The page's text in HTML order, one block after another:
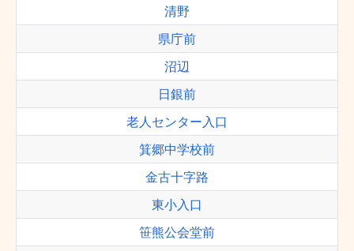
清野
県庁前
沼辺
日銀前
老人センター入口
箕郷中学校前
金古十字路
東小入口
笹熊公会堂前